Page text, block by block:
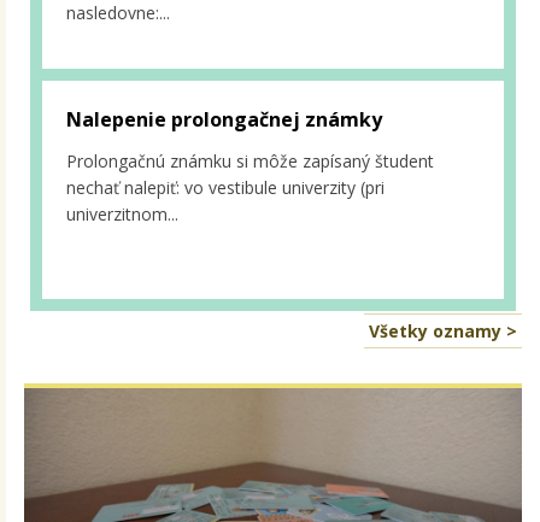
nasledovne:...
Nalepenie prolongačnej známky
Prolongačnú známku si môže zapísaný študent
nechať nalepiť: vo vestibule univerzity (pri
univerzitnom...
Všetky oznamy >